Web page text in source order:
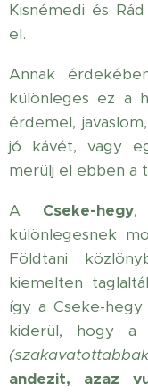
Kisnémedi és
el.
Annak
különleges ez a
érdemel,
jó kávét, vagy
merülj el ebben a
A Cseke-hegy,
különlegesnek
Földtani
kiemelten
így a Cseke-
kiderül, hogy a
andezit, azaz